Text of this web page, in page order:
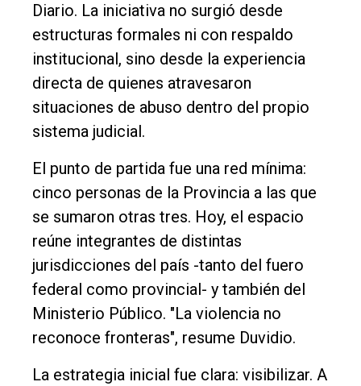
El
único
DIARIO
Balcarce
Inicio
Tendencia
Int.
General
Política
Cultura
Entrevistas
Rural
Diario. La iniciativa no surgió desde
estructuras formales ni con respaldo
institucional, sino desde la experiencia
directa de quienes atravesaron
situaciones de abuso dentro del propio
sistema judicial.
El punto de partida fue una red mínima:
cinco personas de la Provincia a las que
se sumaron otras tres. Hoy, el espacio
reúne integrantes de distintas
jurisdicciones del país -tanto del fuero
federal como provincial- y también del
Ministerio Público. "La violencia no
reconoce fronteras", resume Duvidio.
La estrategia inicial fue clara: visibilizar. A